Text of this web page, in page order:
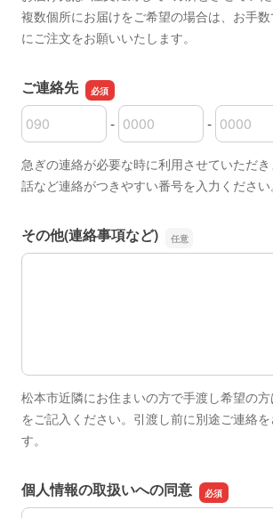
複数個所にお届けをご希望の場合は、お手
にご注文をお願いいたします。
ご連絡先
ご連絡先の市外局番
-
ご連絡先の市内局番 -
ご連絡先の加入者番号
急ぎの連絡が必要な時に利用させていただ
話など連絡がつきやすい番号を入力ください
その他(連絡事項など)
その他(連絡事項など)
松本市近隣にお住まいの方で手渡し希望の
をご記入ください。引渡し前に別途ご連絡
す。
個人情報の取扱いへの同意